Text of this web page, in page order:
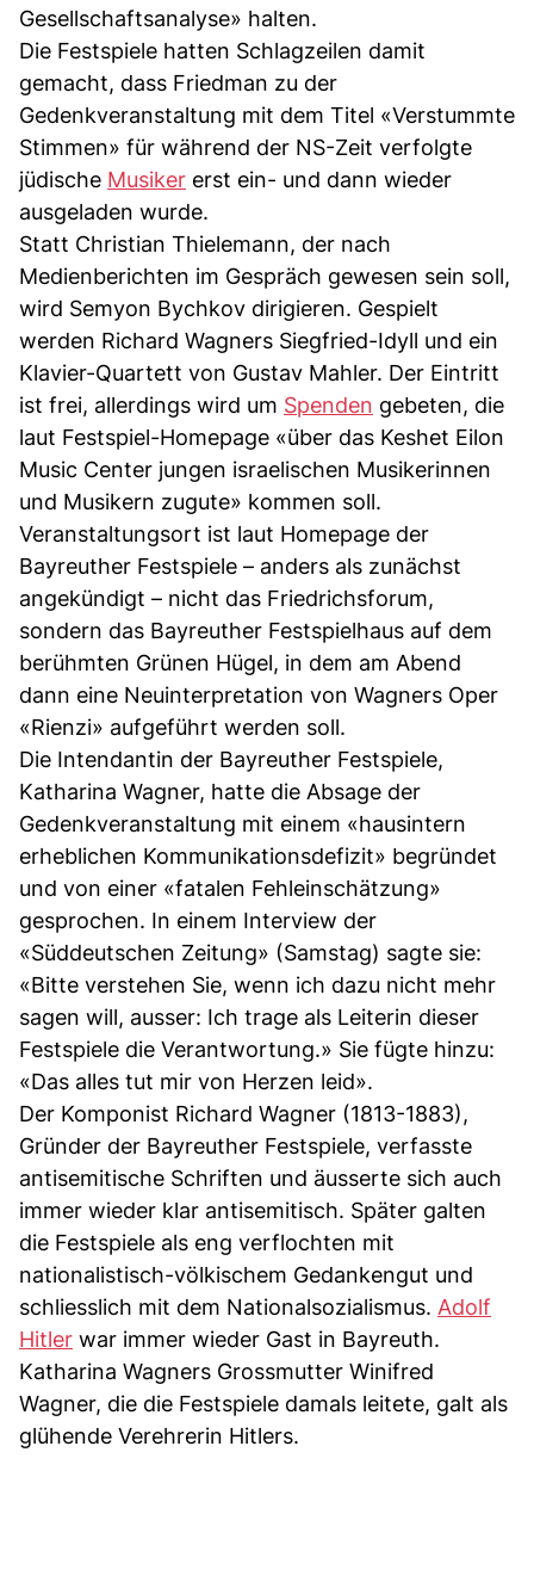
Gesellschaftsanalyse» halten.
Die Festspiele hatten Schlagzeilen damit
gemacht, dass Friedman zu der
Gedenkveranstaltung mit dem Titel «Verstummte
Stimmen» für während der NS-Zeit verfolgte
jüdische Musiker erst ein- und dann wieder
ausgeladen wurde.
Statt Christian Thielemann, der nach
Medienberichten im Gespräch gewesen sein soll,
wird Semyon Bychkov dirigieren. Gespielt
werden Richard Wagners Siegfried-Idyll und ein
Klavier-Quartett von Gustav Mahler. Der Eintritt
ist frei, allerdings wird um Spenden gebeten, die
laut Festspiel-Homepage «über das Keshet Eilon
Music Center jungen israelischen Musikerinnen
und Musikern zugute» kommen soll.
Veranstaltungsort ist laut Homepage der
Bayreuther Festspiele – anders als zunächst
angekündigt – nicht das Friedrichsforum,
sondern das Bayreuther Festspielhaus auf dem
berühmten Grünen Hügel, in dem am Abend
dann eine Neuinterpretation von Wagners Oper
«Rienzi» aufgeführt werden soll.
Die Intendantin der Bayreuther Festspiele,
Katharina Wagner, hatte die Absage der
Gedenkveranstaltung mit einem «hausintern
erheblichen Kommunikationsdefizit» begründet
und von einer «fatalen Fehleinschätzung»
gesprochen. In einem Interview der
«Süddeutschen Zeitung» (Samstag) sagte sie:
«Bitte verstehen Sie, wenn ich dazu nicht mehr
sagen will, ausser: Ich trage als Leiterin dieser
Festspiele die Verantwortung.» Sie fügte hinzu:
«Das alles tut mir von Herzen leid».
Der Komponist Richard Wagner (1813-1883),
Gründer der Bayreuther Festspiele, verfasste
antisemitische Schriften und äusserte sich auch
immer wieder klar antisemitisch. Später galten
die Festspiele als eng verflochten mit
nationalistisch-völkischem Gedankengut und
schliesslich mit dem Nationalsozialismus. Adolf
Hitler war immer wieder Gast in Bayreuth.
Katharina Wagners Grossmutter Winifred
Wagner, die die Festspiele damals leitete, galt als
glühende Verehrerin Hitlers.